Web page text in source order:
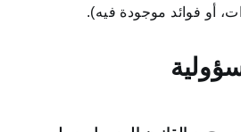
أو فوائد موجودة فيه).